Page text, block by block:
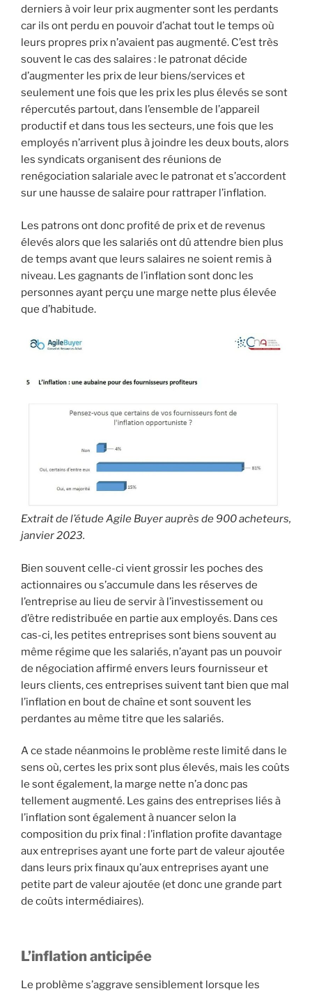
derniers à voir leur prix augmenter sont les perdants
car ils ont perdu en pouvoir d’achat tout le temps où
leurs propres prix n’avaient pas augmenté. C’est très
souvent le cas des salaires : le patronat décide
d’augmenter les prix de leur biens/services et
seulement une fois que les prix les plus élevés se sont
répercutés partout, dans l’ensemble de l’appareil
productif et dans tous les secteurs, une fois que les
employés n’arrivent plus à joindre les deux bouts, alors
les syndicats organisent des réunions de
renégociation salariale avec le patronat et s’accordent
sur une hausse de salaire pour rattraper l’inflation.
Les patrons ont donc profité de prix et de revenus
élevés alors que les salariés ont dû attendre bien plus
de temps avant que leurs salaires ne soient remis à
niveau. Les gagnants de l’inflation sont donc les
personnes ayant perçu une marge nette plus élevée
que d’habitude.
Extrait de l’étude Agile Buyer auprès de 900 acheteurs,
janvier 2023.
Bien souvent celle-ci vient grossir les poches des
actionnaires ou s’accumule dans les réserves de
l’entreprise au lieu de servir à l’investissement ou
d’être redistribuée en partie aux employés. Dans ces
cas-ci, les petites entreprises sont biens souvent au
même régime que les salariés, n’ayant pas un pouvoir
de négociation affirmé envers leurs fournisseur et
leurs clients, ces entreprises suivent tant bien que mal
l’inflation en bout de chaîne et sont souvent les
perdantes au même titre que les salariés.
A ce stade néanmoins le problème reste limité dans le
sens où, certes les prix sont plus élevés, mais les coûts
le sont également, la marge nette n’a donc pas
tellement augmenté. Les gains des entreprises liés à
l’inflation sont également à nuancer selon la
composition du prix final : l’inflation profite davantage
aux entreprises ayant une forte part de valeur ajoutée
dans leurs prix finaux qu’aux entreprises ayant une
petite part de valeur ajoutée (et donc une grande part
de coûts intermédiaires).
L’inflation anticipée
Le problème s’aggrave sensiblement lorsque les